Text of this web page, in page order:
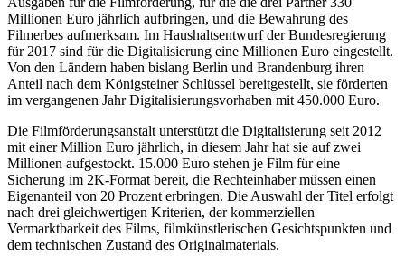
Millionen Euro jährlich aufbringen, und die Bewahrung des
Filmerbes aufmerksam. Im Haushaltsentwurf der Bundesregierung
für 2017 sind für die Digitalisierung eine Millionen Euro eingestellt.
Von den Ländern haben bislang Berlin und Brandenburg ihren
Anteil nach dem Königsteiner Schlüssel bereitgestellt, sie förderten
im vergangenen Jahr Digitalisierungsvorhaben mit 450.000 Euro.
Die Filmförderungsanstalt unterstützt die Digitalisierung seit 2012
mit einer Million Euro jährlich, in diesem Jahr hat sie auf zwei
Millionen aufgestockt. 15.000 Euro stehen je Film für eine
Sicherung im 2K-Format bereit, die Rechteinhaber müssen einen
Eigenanteil von 20 Prozent erbringen. Die Auswahl der Titel erfolgt
nach drei gleichwertigen Kriterien, der kommerziellen
Vermarktbarkeit des Films, filmkünstlerischen Gesichtspunkten und
dem technischen Zustand des Originalmaterials.